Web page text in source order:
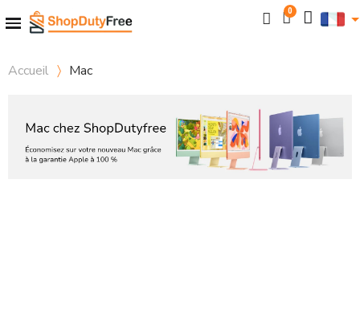
Accueil Mac